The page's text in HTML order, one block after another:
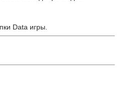
Data игры.